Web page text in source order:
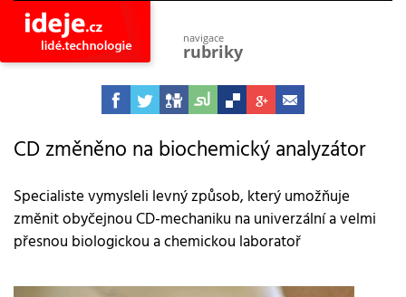
navigace
rubriky
astro
vesmír
projekty
společnost
objevy
vynálezy
CD změněno na biochemický analyzátor
Specialiste vymysleli levný způsob, který umožňuje
změnit obyčejnou CD-mechaniku na univerzální a velmi
přesnou biologickou a chemickou laboratoř